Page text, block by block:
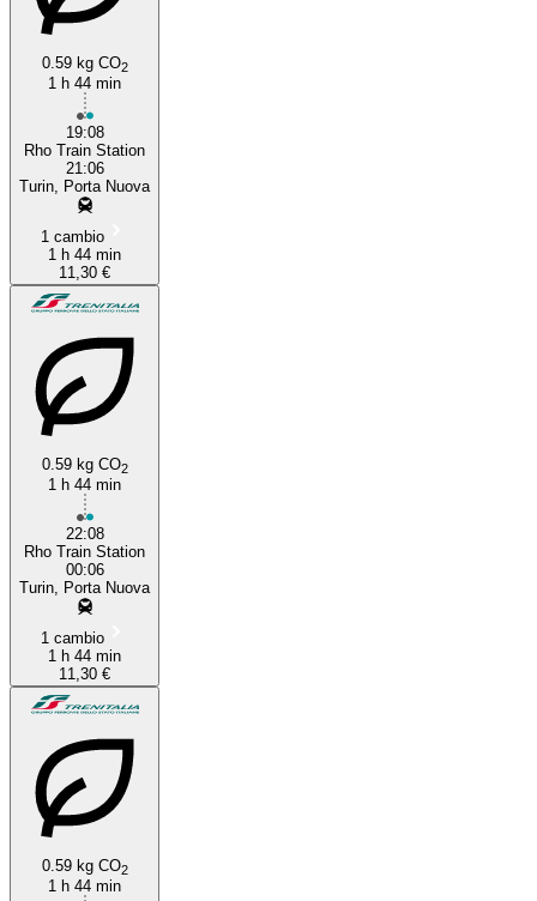
Turin
0.59 kg CO2
1 h 44 min
19:08
Rho Train Station
21:06
Turin, Porta Nuova
1 cambio
1 h 44 min
11,30 €
0.59 kg CO2
1 h 44 min
22:08
Rho Train Station
00:06
Turin, Porta Nuova
1 cambio
1 h 44 min
11,30 €
0.59 kg CO2
1 h 44 min